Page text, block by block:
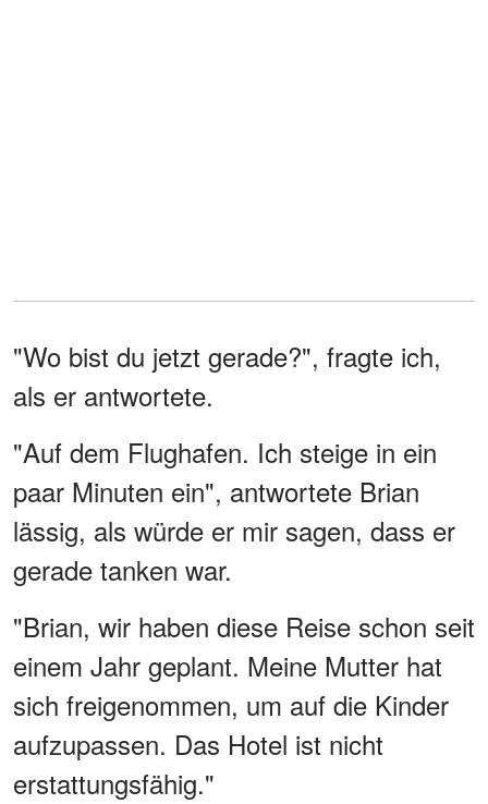
"Wo bist du jetzt gerade?", fragte ich,
als er antwortete.
"Auf dem Flughafen. Ich steige in ein
paar Minuten ein", antwortete Brian
lässig, als würde er mir sagen, dass er
gerade tanken war.
"Brian, wir haben diese Reise schon seit
einem Jahr geplant. Meine Mutter hat
sich freigenommen, um auf die Kinder
aufzupassen. Das Hotel ist nicht
erstattungsfähig."